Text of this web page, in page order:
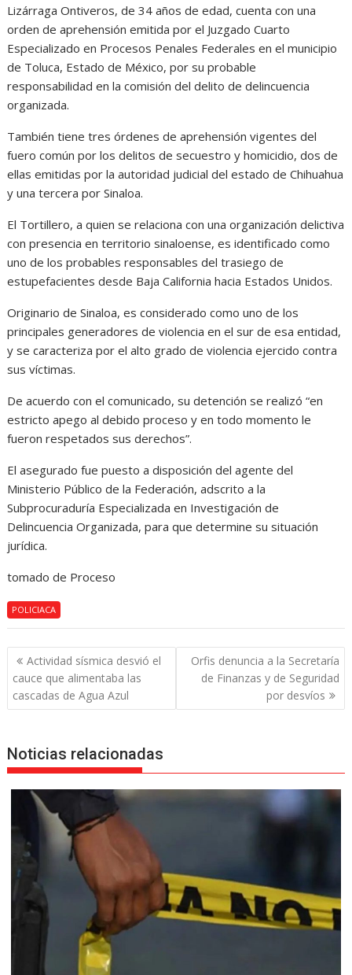
Lizárraga Ontiveros, de 34 años de edad, cuenta con una
orden de aprehensión emitida por el Juzgado Cuarto
Especializado en Procesos Penales Federales en el municipio
de Toluca, Estado de México, por su probable
responsabilidad en la comisión del delito de delincuencia
organizada.
También tiene tres órdenes de aprehensión vigentes del
fuero común por los delitos de secuestro y homicidio, dos de
ellas emitidas por la autoridad judicial del estado de Chihuahua
y una tercera por Sinaloa.
El Tortillero, a quien se relaciona con una organización delictiva
con presencia en territorio sinaloense, es identificado como
uno de los probables responsables del trasiego de
estupefacientes desde Baja California hacia Estados Unidos.
Originario de Sinaloa, es considerado como uno de los
principales generadores de violencia en el sur de esa entidad,
y se caracteriza por el alto grado de violencia ejercido contra
sus víctimas.
De acuerdo con el comunicado, su detención se realizó “en
estricto apego al debido proceso y en todo momento le
fueron respetados sus derechos”.
El asegurado fue puesto a disposición del agente del
Ministerio Público de la Federación, adscrito a la
Subprocuraduría Especializada en Investigación de
Delincuencia Organizada, para que determine su situación
jurídica.
tomado de Proceso
POLICIACA
Navegación
de
entradas
Actividad sísmica desvió el
cauce que alimentaba las
cascadas de Agua Azul
Orfis denuncia a la Secretaría
de Finanzas y de Seguridad
por desvíos
Noticias relacionadas